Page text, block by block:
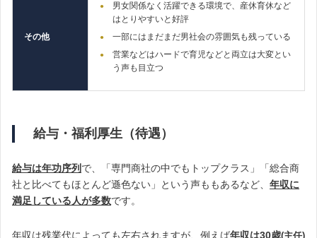
その他
男女関係なく活躍できる環境で、産休育休など
はとりやすいと好評
一部にはまだまだ男社会の雰囲気も残っている
営業などはハードで育児などと両立は大変とい
う声も目立つ
給与・福利厚生（待遇）
給与は年功序列 で、「専門商社の中でもトップクラス」「総合商
社と比べてもほとんど遜色ない」という声ももあるなど、 年収に
満足している人が多数です。
年収は残業代によっても左右されますが、例えば年収は30歳(主任)